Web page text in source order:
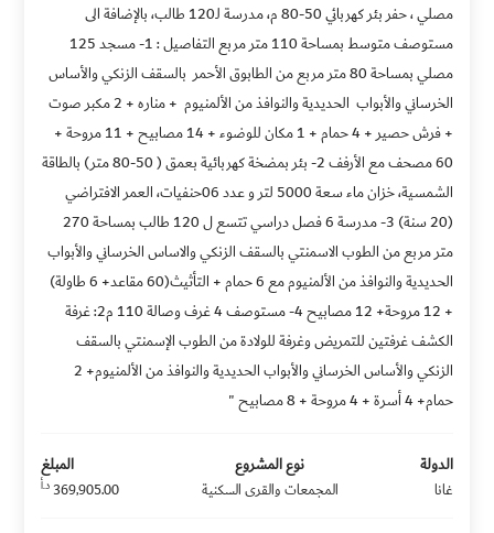
مصلي ، حفر بئر كهربائي 50-80 م، مدرسة لـ120 طالب، بالإضافة الى
مستوصف متوسط بمساحة 110 متر مربع التفاصيل : 1- مسجد 125
مصلي بمساحة 80 متر مربع من الطابوق الأحمر بالسقف الزنكي والأساس
الخرساني والأبواب الحديدية والنوافذ من الألمنيوم + مناره + 2 مكبر صوت
+ فرش حصير + 4 حمام + 1 مكان للوضوء + 14 مصابيح + 11 مروحة +
60 مصحف مع الأرفف 2- بئر بمضخة كهربائية بعمق ( 50-80 متر) بالطاقة
الشمسية، خزان ماء سعة 5000 لتر و عدد 06حنفيات، العمر الافتراضي
(20 سنة) 3- مدرسة 6 فصل دراسي تتسع ل 120 طالب بمساحة 270
متر مربع من الطوب الاسمنتي بالسقف الزنكي والاساس الخرساني والأبواب
الحديدية والنوافذ من الألمنيوم مع 6 حمام + التأثيث(60 مقاعد+ 6 طاولة)
+ 12 مروحة+ 12 مصابيح 4- مستوصف 4 غرف وصالة 110 م2: غرفة
الكشف غرفتين للتمريض وغرفة للولادة من الطوب الإسمنتي بالسقف
الزنكي والأساس الخرساني والأبواب الحديدية والنوافذ من الألمنيوم+ 2
حمام+ 4 أسرة + 4 مروحة + 8 مصابيح "
الدولة
غانا
نوع المشروع
المجمعات والقرى السكنية
المبلغ
369,905.00 د.أ